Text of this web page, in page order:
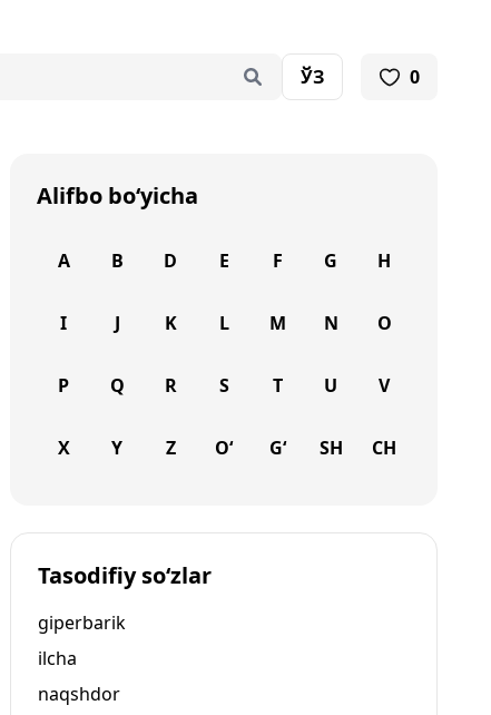
ЎЗ 0
Alifbo bo‘yicha
A B D E F G H
I J K L M N O
P Q R S T U V
X Y Z O‘ G‘ SH CH
Tasodifiy so‘zlar
giperbarik
ilcha
naqshdor